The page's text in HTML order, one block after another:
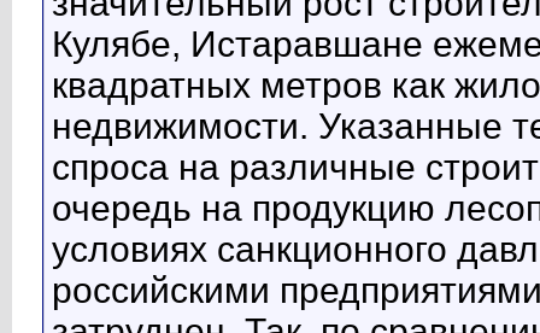
Кулябе, Истаравшане
квадратных метров как
недвижимости. Указанные
спроса на различные
очередь на продукцию
условиях санкционного
российскими